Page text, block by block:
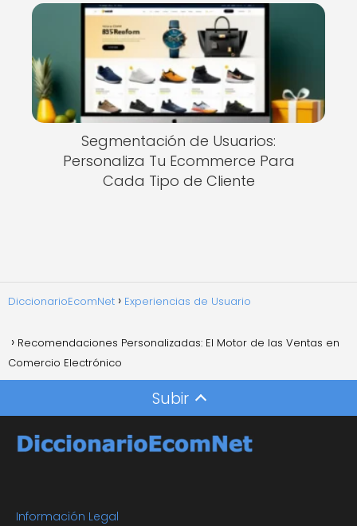
Segmentación de Usuarios:
Personaliza Tu Ecommerce Para
Cada Tipo de Cliente
DiccionarioEcomNet Experiencias de Usuario
Recomendaciones Personalizadas: El Motor de las Ventas en
Comercio Electrónico
Subir
Información Legal